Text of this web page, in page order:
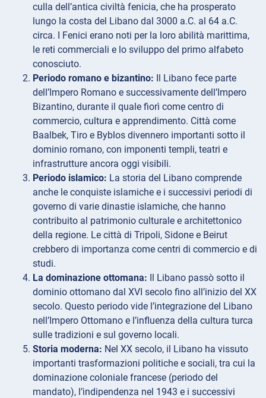
culla dell’antica civiltà fenicia, che ha prosperato
lungo la costa del Libano dal 3000 a.C. al 64 a.C.
circa. I Fenici erano noti per la loro abilità marittima,
le reti commerciali e lo sviluppo del primo alfabeto
conosciuto.
Periodo romano e bizantino: Il Libano fece parte
dell’Impero Romano e successivamente dell’Impero
Bizantino, durante il quale fiorì come centro di
commercio, cultura e apprendimento. Città come
Baalbek, Tiro e Byblos divennero importanti sotto il
dominio romano, con imponenti templi, teatri e
infrastrutture ancora oggi visibili.
Periodo islamico: La storia del Libano comprende
anche le conquiste islamiche e i successivi periodi di
governo di varie dinastie islamiche, che hanno
contribuito al patrimonio culturale e architettonico
della regione. Le città di Tripoli, Sidone e Beirut
crebbero di importanza come centri di commercio e di
studi.
La dominazione ottomana: Il Libano passò sotto il
dominio ottomano dal XVI secolo fino all’inizio del XX
secolo. Questo periodo vide l’integrazione del Libano
nell’Impero Ottomano e l’influenza della cultura turca
sulle tradizioni e sul governo locali.
Storia moderna: Nel XX secolo, il Libano ha vissuto
importanti trasformazioni politiche e sociali, tra cui la
dominazione coloniale francese (periodo del
mandato), l’indipendenza nel 1943 e i successivi